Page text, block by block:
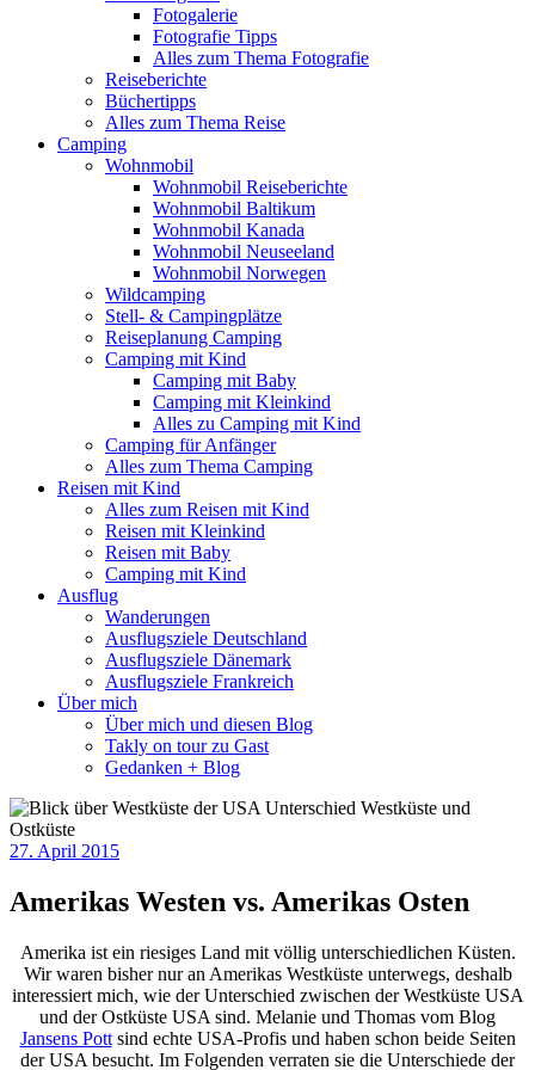
Fotogalerie
Fotografie Tipps
Alles zum Thema Fotografie
Reiseberichte
Büchertipps
Alles zum Thema Reise
Camping
Wohnmobil
Wohnmobil Reiseberichte
Wohnmobil Baltikum
Wohnmobil Kanada
Wohnmobil Neuseeland
Wohnmobil Norwegen
Wildcamping
Stell- & Campingplätze
Reiseplanung Camping
Camping mit Kind
Camping mit Baby
Camping mit Kleinkind
Alles zu Camping mit Kind
Camping für Anfänger
Alles zum Thema Camping
Reisen mit Kind
Alles zum Reisen mit Kind
Reisen mit Kleinkind
Reisen mit Baby
Camping mit Kind
Ausflug
Wanderungen
Ausflugsziele Deutschland
Ausflugsziele Dänemark
Ausflugsziele Frankreich
Über mich
Über mich und diesen Blog
Takly on tour zu Gast
Gedanken + Blog
27. April 2015
Amerikas Westen vs. Amerikas Osten
Amerika ist ein riesiges Land mit völlig unterschiedlichen Küsten.
Wir waren bisher nur an Amerikas Westküste unterwegs, deshalb
interessiert mich, wie der Unterschied zwischen der Westküste USA
und der Ostküste USA sind. Melanie und Thomas vom Blog
Jansens Pottsind echte USA-Profis und haben schon beide Seiten
der USA besucht. Im Folgenden verraten sie die Unterschiede der